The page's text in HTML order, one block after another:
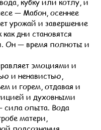
— Мабон, осеннее
урожай и завершение
дни становятся
Он — время полноты и
эмоциями и
и ненавистью,
и горем, отдавая и
и духовными
сила опыта. Вода
матери,